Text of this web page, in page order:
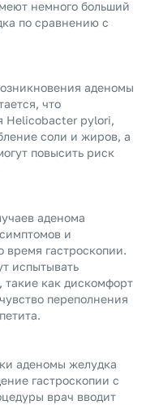
немного больший
по сравнению с
аденомы
что
Helicobacter pylori,
соли и жиров, а
повысить риск
аденома
и
время гастроскопии.
испытывать
как дискомфорт
переполнения
аденомы желудка
гастроскопии с
врач вводит